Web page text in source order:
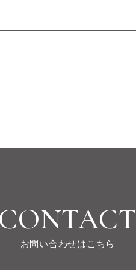
お問い合わせはこちら